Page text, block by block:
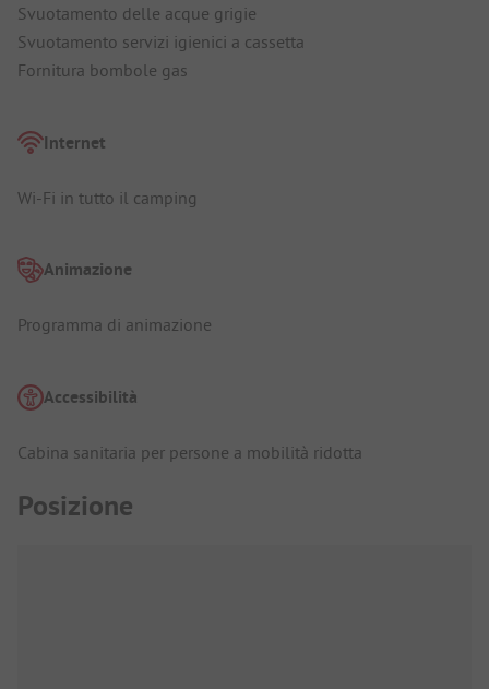
Svuotamento delle acque grigie
Svuotamento servizi igienici a cassetta
Fornitura bombole gas
Internet
Wi-Fi in tutto il camping
Animazione
Programma di animazione
Accessibilità
Cabina sanitaria per persone a mobilità ridotta
Posizione